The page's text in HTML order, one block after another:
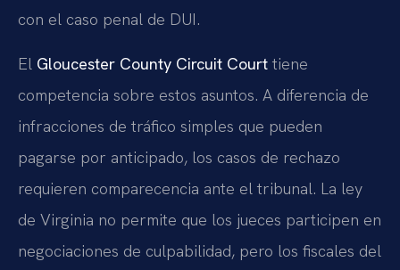
con el caso penal de DUI.
El Gloucester County Circuit Court tiene
competencia sobre estos asuntos. A diferencia de
infracciones de tráfico simples que pueden
pagarse por anticipado, los casos de rechazo
requieren comparecencia ante el tribunal. La ley
de Virginia no permite que los jueces participen en
negociaciones de culpabilidad, pero los fiscales del